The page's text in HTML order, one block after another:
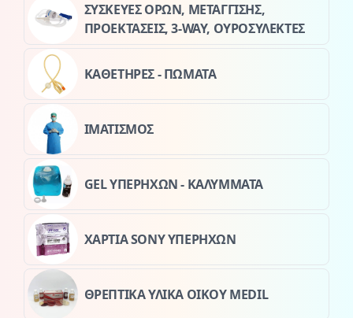
ΣΥΣΚΕΥΕΣ ΟΡΩΝ, ΜΕΤΑΓΓΙΣΗΣ,
ΠΡΟΕΚΤΑΣΕΙΣ, 3-WAY, ΟΥΡΟΣΥΛΕΚΤΕΣ
ΚΑΘΕΤΗΡΕΣ - ΠΩΜΑΤΑ
ΙΜΑΤΙΣΜΟΣ
GEL ΥΠΕΡΗΧΩΝ - ΚΑΛΥΜΜΑΤΑ
ΧΑΡΤΙΑ SONY ΥΠΕΡΗΧΩΝ
ΘΡΕΠΤΙΚΑ ΥΛΙΚΑ ΟΙΚΟΥ MEDIL